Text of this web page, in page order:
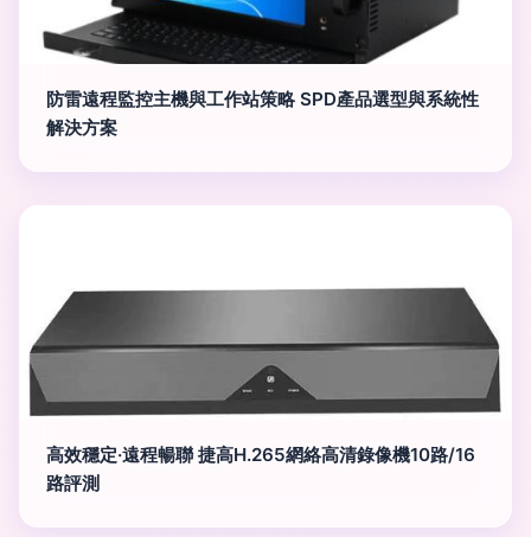
防雷遠程監控主機與工作站策略 SPD產品選型與系統性
解決方案
高效穩定·遠程暢聯 捷高H.265網絡高清錄像機10路/16
路評測